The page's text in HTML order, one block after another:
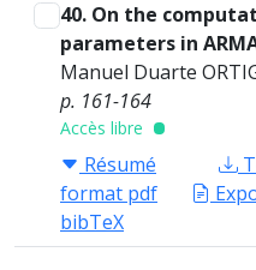
40. On the
parameters in
Manuel Duarte
p. 161-164
Accès libre
Résumé
format pdf
bibTeX